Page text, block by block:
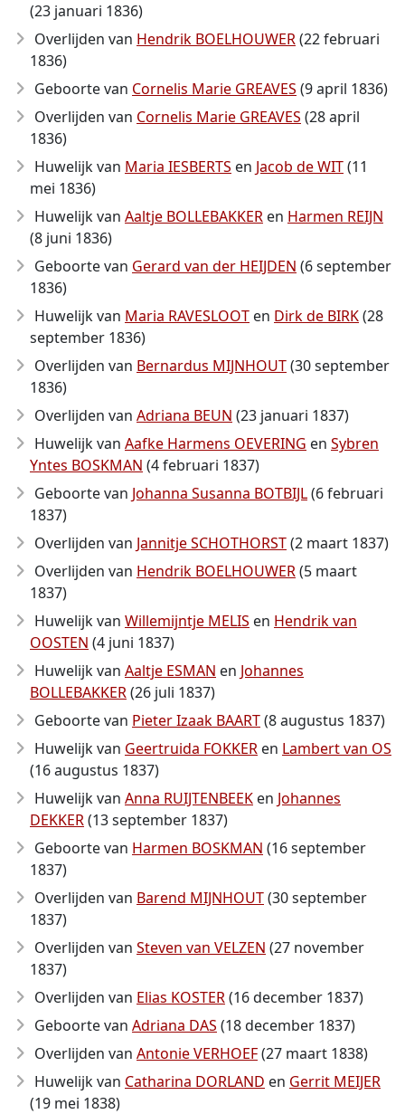
(23 januari 1836)
Overlijden van Hendrik BOELHOUWER(22 februari
1836)
Geboorte van Cornelis Marie GREAVES (9 april 1836)
Overlijden van Cornelis Marie GREAVES (28 april
1836)
Huwelijk van Maria IESBERTS en Jacob de WIT(11
mei 1836)
Huwelijk van Aaltje BOLLEBAKKER en Harmen REIJN
(8 juni 1836)
Geboorte van Gerard van der HEIJDEN (6 september
1836)
Huwelijk van Maria RAVESLOOT en Dirk de BIRK(28
september 1836)
Overlijden van Bernardus MIJNHOUT(30 september
1836)
Overlijden van Adriana BEUN (23 januari 1837)
Huwelijk van Aafke Harmens OEVERING en Sybren
Yntes BOSKMAN (4 februari 1837)
Geboorte van Johanna Susanna BOTBIJL(6 februari
1837)
Overlijden van Jannitje SCHOTHORST(2 maart 1837)
Overlijden van Hendrik BOELHOUWER(5 maart
1837)
Huwelijk van Willemijntje MELIS en Hendrik van
OOSTEN (4 juni 1837)
Huwelijk van Aaltje ESMAN en Johannes
BOLLEBAKKER(26 juli 1837)
Geboorte van Pieter Izaak BAART(8 augustus 1837)
Huwelijk van Geertruida FOKKER en Lambert van OS
(16 augustus 1837)
Huwelijk van Anna RUIJTENBEEK en Johannes
DEKKER(13 september 1837)
Geboorte van Harmen BOSKMAN (16 september
1837)
Overlijden van Barend MIJNHOUT(30 september
1837)
Overlijden van Steven van VELZEN (27 november
1837)
Overlijden van Elias KOSTER(16 december 1837)
Geboorte van Adriana DAS (18 december 1837)
Overlijden van Antonie VERHOEF(27 maart 1838)
Huwelijk van Catharina DORLAND en Gerrit MEIJER
(19 mei 1838)